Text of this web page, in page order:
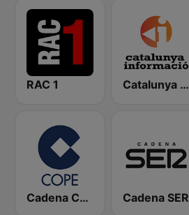
RAC 1 Catalunya Informació
Cadena COPE Cadena SER